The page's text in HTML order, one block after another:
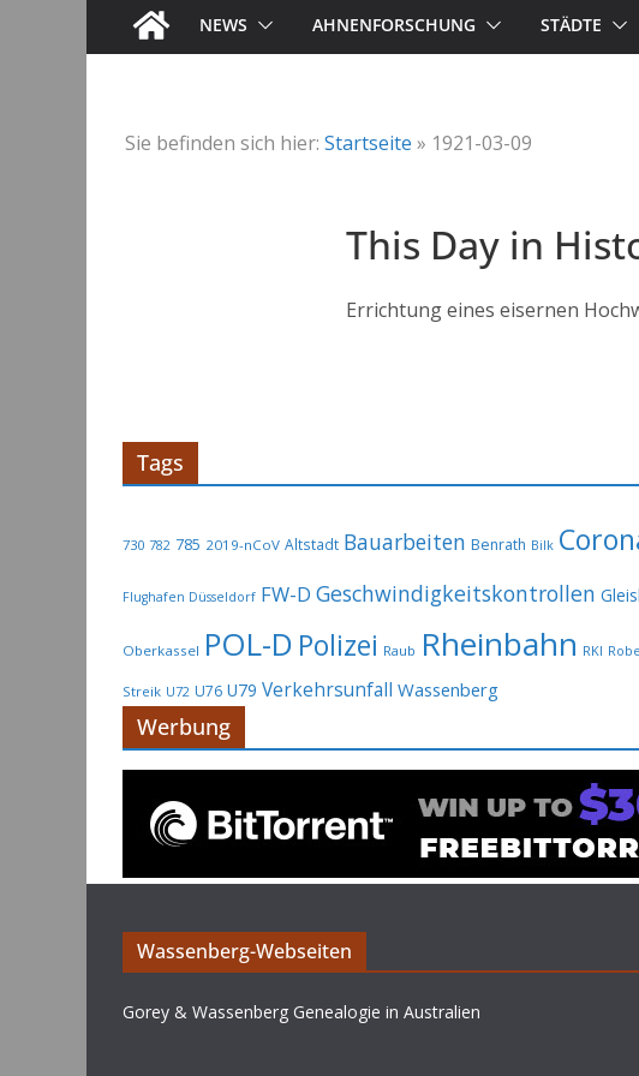
NEWS AHNENFORSCHUNG STÄDTE
Sie befinden sich hier: Startseite » 1921-03-09
This Day in
Errichtung eines eisernen
Tags
730 782 785 2019-nCoV Altstadt Bauarbeiten Benrath Bilk
Flughafen Düsseldorf FW-D Geschwindigkeitskontrollen
Oberkassel POL-D Polizei Raub Rheinbahn RKI
Streik U72 U76 U79 Verkehrsunfall Wassenberg
Werbung
Wassenberg-Webseiten
Gorey & Wassenberg Genealogie in Australien